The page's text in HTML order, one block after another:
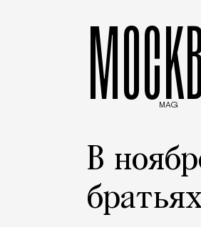
MAG
В